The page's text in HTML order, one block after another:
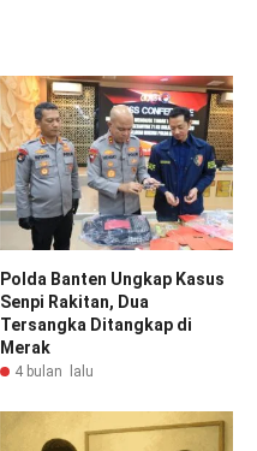
Polda Banten Ungkap Kasus
Senpi Rakitan, Dua
Tersangka Ditangkap di
Merak
4 bulan lalu